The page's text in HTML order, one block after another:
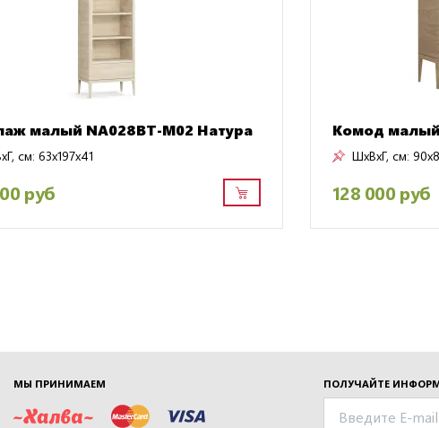
малый NA028BT-M02 Натура
см: 63x197x41
руб
Комод малый
ШxВxГ, см:
128 000 руб
ПОЛУЧАЙТЕ
МЫ ПРИНИМАЕМ